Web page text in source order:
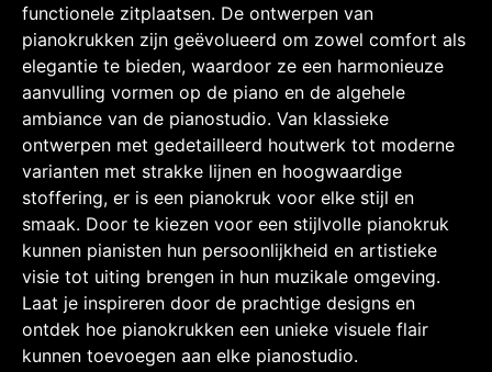
functionele zitplaatsen. De ontwerpen van
pianokrukken zijn geëvolueerd om zowel comfort als
elegantie te bieden, waardoor ze een harmonieuze
aanvulling vormen op de piano en de algehele
ambiance van de pianostudio. Van klassieke
ontwerpen met gedetailleerd houtwerk tot moderne
varianten met strakke lijnen en hoogwaardige
stoffering, er is een pianokruk voor elke stijl en
smaak. Door te kiezen voor een stijlvolle pianokruk
kunnen pianisten hun persoonlijkheid en artistieke
visie tot uiting brengen in hun muzikale omgeving.
Laat je inspireren door de prachtige designs en
ontdek hoe pianokrukken een unieke visuele flair
kunnen toevoegen aan elke pianostudio.